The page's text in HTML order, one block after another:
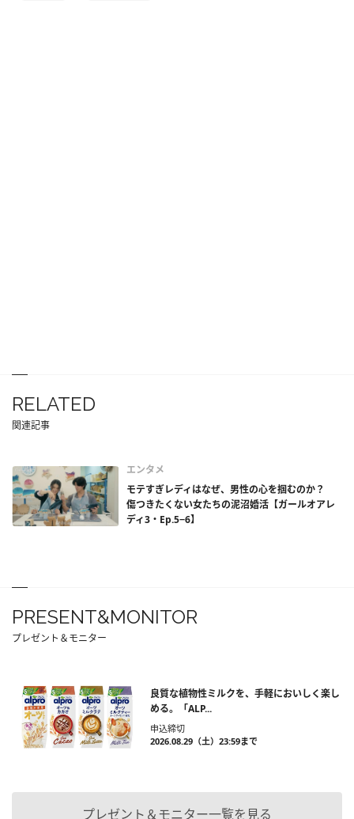
RELATED
関連記事
エンタメ
モテすぎレディはなぜ、男性の心を掴むのか？
傷つきたくない女たちの泥沼婚活【ガールオアレ
ディ3・Ep.5−6】
PRESENT&MONITOR
プレゼント＆モニター
良質な植物性ミルクを、手軽においしく楽し
める。「ALP...
申込締切
2026.08.29（土）23:59まで
プレゼント＆モニター一覧を見る